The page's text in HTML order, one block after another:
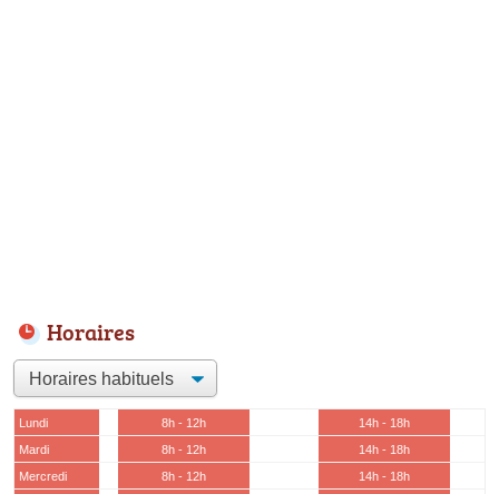
Horaires
Lundi 8h - 12h
14h - 18h
Mardi
8h - 12h
14h - 18h
Mercredi
8h - 12h
14h - 18h